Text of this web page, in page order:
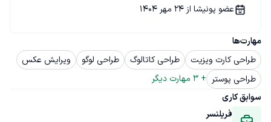
مهارت‌ها
طراحی کارت ویزیت
طراحی کاتالوگ طراحی لوگو
ویرایش عکس
طراحی پوستر +
3 مهارت دیگر
سوابق کاری
فریلنسر
عضو پونیشا از 24 مهر 1404